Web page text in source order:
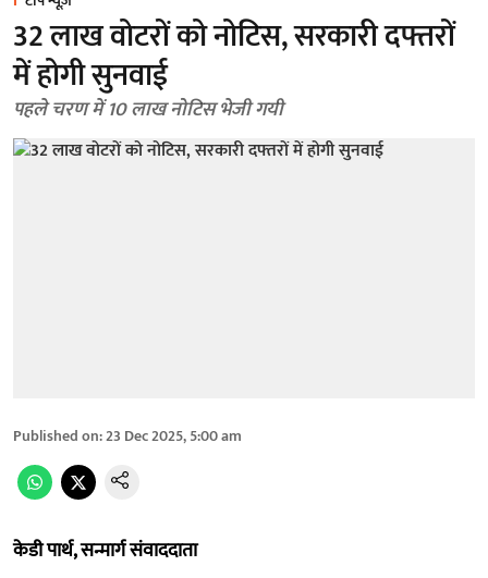
32 लाख वोटरों को नोटिस, सरकारी दफ्तरों
में होगी सुनवाई
पहले चरण में 10 लाख नोटिस भेजी गयी
Published on:23 Dec 2025, 5:00 am
केडी पार्थ, सन्मार्ग संवाददाता